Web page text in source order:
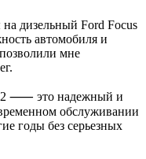
дизельный Ford Focus
автомобиля и
мне
2 ⸺ это надежный и
обслуживании
годы без серьезных